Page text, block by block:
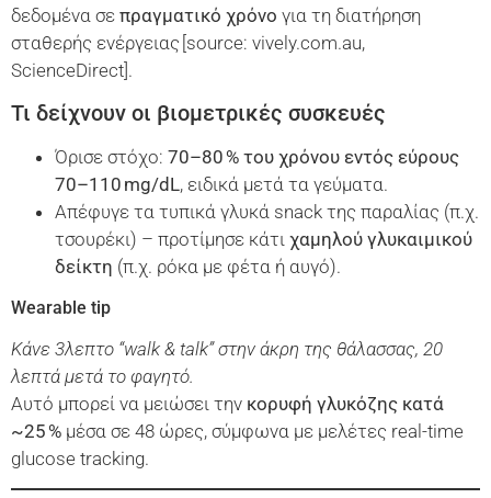
δεδομένα σε πραγματικό χρόνο για τη διατήρηση
σταθερής ενέργειας [source: vively.com.au,
ScienceDirect].
Τι δείχνουν οι βιομετρικές συσκευές
Όρισε στόχο: 70–80 % του χρόνου εντός εύρους
70–110 mg/dL, ειδικά μετά τα γεύματα.
Απέφυγε τα τυπικά γλυκά snack της παραλίας (π.χ.
τσουρέκι) – προτίμησε κάτι χαμηλού γλυκαιμικού
δείκτη (π.χ. ρόκα με φέτα ή αυγό).
Wearable tip
Κάνε 3λεπτο “walk & talk” στην άκρη της θάλασσας, 20
λεπτά μετά το φαγητό.
Αυτό μπορεί να μειώσει την κορυφή γλυκόζης κατά
~25 % μέσα σε 48 ώρες, σύμφωνα με μελέτες real-time
glucose tracking.